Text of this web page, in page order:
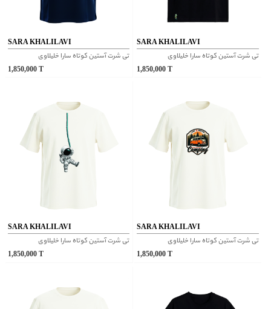
SARA KHALILAVI
تی شرت آستین کوتاه سارا خلیلاوی
1,850,000T
SARA KHALILAVI
تی شرت آستین کوتاه سارا خلیلاوی
1,850,000 T
SARA KHALILAVI
تی شرت آستین کوتاه سارا خلیلاوی
1,850,000T
SARA KHALILAVI
تی شرت آستین کوتاه سارا خلیلاوی
1,850,000 T